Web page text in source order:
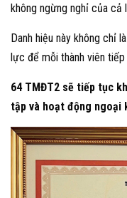
không ngừng nghỉ của cả
Danh hiệu này không chỉ
lực để mỗi thành viên
64 TMĐT2 sẽ tiếp tục
tập và hoạt động ngoại